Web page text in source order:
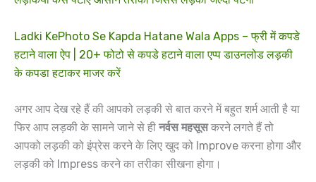
Ladki KePhoto Se Kapda Hatane Wala Apps – फ्री में कपडे
हटाने वाला ऐप | 20+ फोटो से कपडे हटाने वाला एप्प डाउनलोड लड़की
के कपडा हटाकर माजर करें
अगर आप देख रहे हैं की आपको लड़की से बात करने में बहुत शर्म आती है या
फिर आप लड़की के सामने जाने से ही नर्वस महसूसकरने लगते हैं तो
आपको लड़की को इंप्रेस करने के लिए खुद को Improve करना होगा और
लड़की को Impress करने का तरीका सीखना होगा।